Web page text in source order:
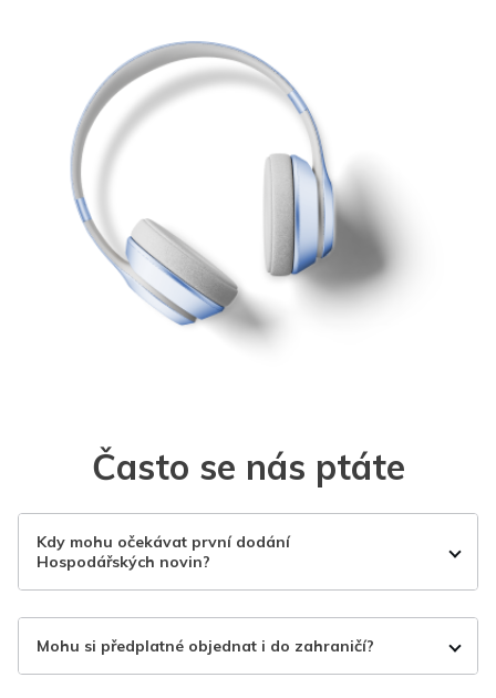
Často se nás ptáte
Kdy mohu očekávat první dodání
Hospodářských novin?
Mohu si předplatné objednat i do zahraničí?